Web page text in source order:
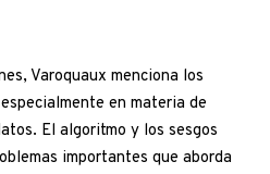
Varoquaux menciona los
en materia de
El algoritmo y los sesgos
importantes que aborda